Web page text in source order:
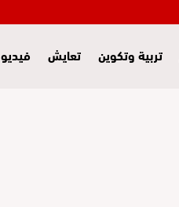
تربية وتكوين تعايش فيديو